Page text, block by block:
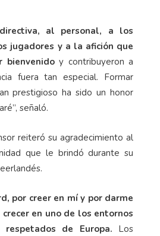
al personal, a los
jugadores y a la afición que
bienvenidoy contribuyeron a
fuera tan especial. Formar
prestigioso ha sido un honor
señaló.
reiteró su agradecimiento al
que le brindó durante su
por creer en mí y por darme
en uno de los entornos
de Europa. Los